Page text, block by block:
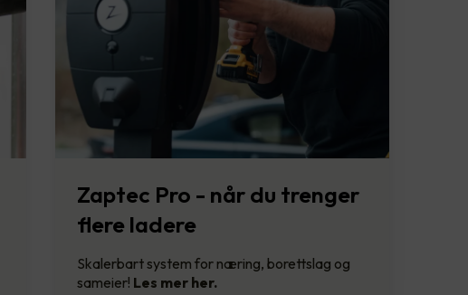
Zaptec Pro - når du trenger
flere ladere
Skalerbart system for næring, borettslag og
sameier! Les mer her.